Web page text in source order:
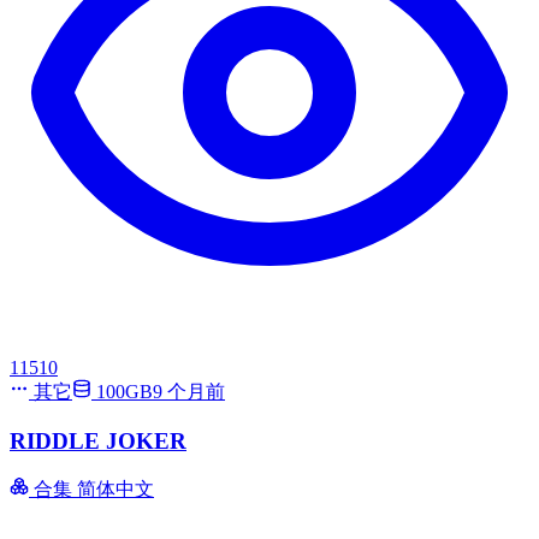
11510
其它
100GB9 个月前
RIDDLE JOKER
合集 简体中文